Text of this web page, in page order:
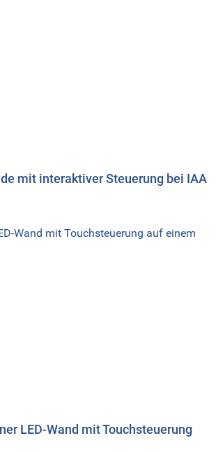
mit interaktiver Steuerung bei IAA
LED-Wand mit Touchsteuerung